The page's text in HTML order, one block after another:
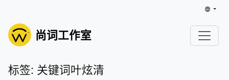
尚词工作室
标签: 关键词叶炫清